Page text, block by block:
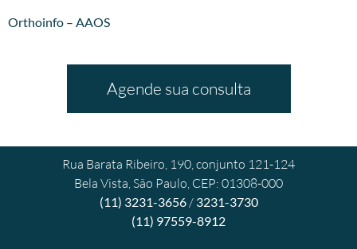
Orthoinfo – AAOS
Agende sua consulta
Rua Barata Ribeiro, 190, conjunto 121-124
Bela Vista, São Paulo, CEP: 01308-000
(11) 3231-3656/ 3231-3730
(11) 97559-8912